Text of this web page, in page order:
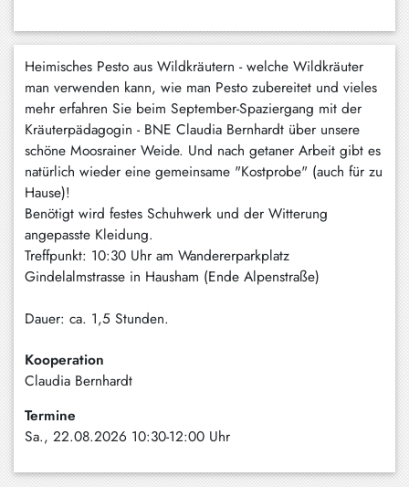
Heimisches Pesto aus Wildkräutern - welche Wildkräuter
man verwenden kann, wie man Pesto zubereitet und vieles
mehr erfahren Sie beim September-Spaziergang mit der
Kräuterpädagogin - BNE Claudia Bernhardt über unsere
schöne Moosrainer Weide. Und nach getaner Arbeit gibt es
natürlich wieder eine gemeinsame "Kostprobe" (auch für zu
Hause)!
Benötigt wird festes Schuhwerk und der Witterung
angepasste Kleidung.
Treffpunkt: 10:30 Uhr am Wandererparkplatz
Gindelalmstrasse in Hausham (Ende Alpenstraße)
Dauer: ca. 1,5 Stunden.
Kooperation
Claudia Bernhardt
Termine
Sa., 22.08.2026 10:30-12:00 Uhr